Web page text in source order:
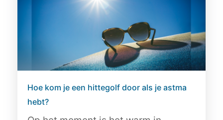
Hoe kom je een hittegolf door als je astma
hebt?